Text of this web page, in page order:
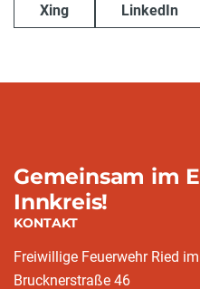
Xing LinkedIn
Gemeinsam im
Innkreis!
KONTAKT
Freiwillige Feuerwehr Ried
Brucknerstraße 46